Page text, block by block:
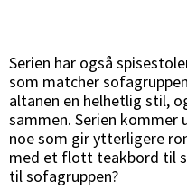
Serien har også
som matcher
altanen en helhetlig stil,
sammen. Serien kommer
noe som gir ytterligere
med et flott teakbord til
til sofagruppen?